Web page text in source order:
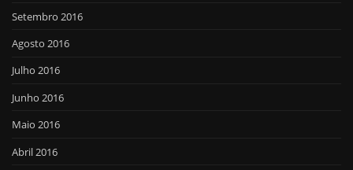
Setembro 2016
Agosto 2016
Julho 2016
Junho 2016
Maio 2016
Abril 2016